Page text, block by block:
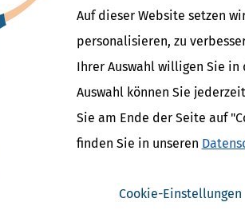
Auf dieser Website setzen
personalisieren, zu
Ihrer Auswahl willigen Sie in
Auswahl können Sie
Sie am Ende der Seite auf
finden Sie in unseren
Cookie-Einstellungen
Kapitalertragsteuer - Definition und
Erklärung